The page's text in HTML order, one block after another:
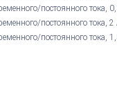
постоянного тока,
постоянного тока, 2
постоянного тока,